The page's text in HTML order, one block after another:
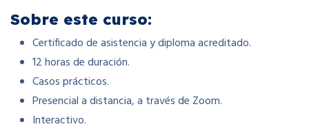
Sobre este curso:
Certificado de asistencia y diploma acreditado.
12 horas de duración.
Casos prácticos.
Presencial a distancia, a través de Zoom.
Interactivo.